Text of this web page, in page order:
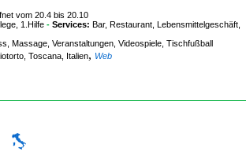
vom 20.4 bis 20.10
1.Hilfe - Services: Bar, Restaurant, Lebensmittelgeschäft,
Massage, Veranstaltungen, Videospiele, Tischfußball
Toscana, Italien, Web